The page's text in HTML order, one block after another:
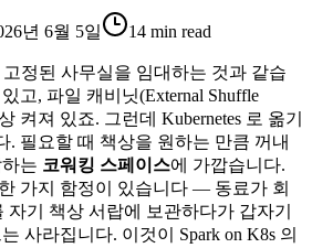
년 6월 5일 14 min read
정된 사무실을 임대하는 것과 같습
고, 파일 캐비닛(External Shuffle
켜져 있죠. 그런데 Kubernetes 로 옮기
. 필요할 때 책상을 원하는 만큼 꺼내
는 코워킹 스페이스에 가깝습니다.
가지 함정이 있습니다 — 동료가 회
기 책상 서랍에 보관하다가 갑자기
사라집니다. 이것이 Spark on K8s 의